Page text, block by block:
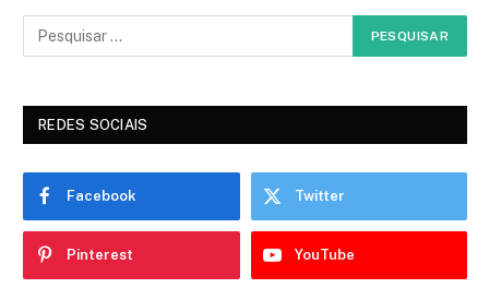
REDES SOCIAIS
Facebook Twitter
Pinterest YouTube